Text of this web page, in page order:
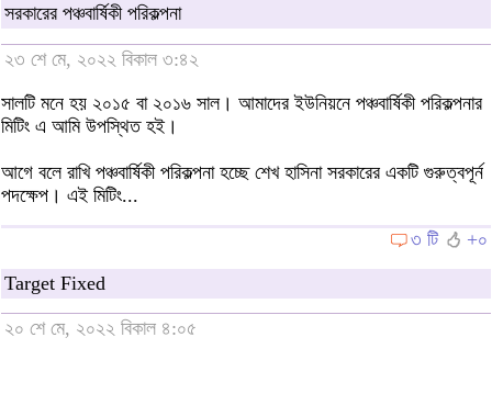
সরকারের পঞ্চবার্ষিকী পরিকল্পনা
২৩ শে মে, ২০২২ বিকাল ৩:৪২
সালটি মনে হয় ২০১৫ বা ২০১৬ সাল। আমাদের ইউনিয়নে পঞ্চবার্ষিকী পরিকল্পনার
মিটিং এ আমি উপস্থিত হই।
আগে বলে রাখি পঞ্চবার্ষিকী পরিকল্পনা হচ্ছে শেখ হাসিনা সরকারের একটি গুরুত্বপূর্ন
পদক্ষেপ। এই মিটিং...
৩ টি
+০
Target Fixed
২০ শে মে, ২০২২ বিকাল ৪:০৫